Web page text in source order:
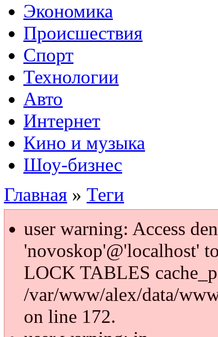
Экономика
Происшествия
Спорт
Технологии
Авто
Интернет
Кино и музыка
Шоу-бизнес
Главная » Теги
user warning: Access
'novoskop'@'localhost'
LOCK TABLES
/var/www/alex/data/
on line 172.